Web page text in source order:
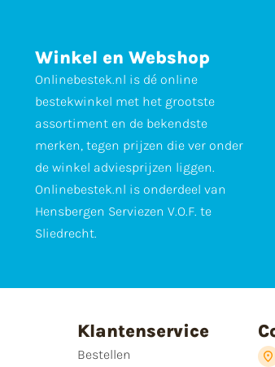
Winkel en Webshop
Onlinebestek.nl is dé online
bestekwinkel met het grootste
assortiment en de bekendste
merken, tegen prijzen die ver onder
de winkel adviesprijzen liggen.
Onlinebestek.nl is onderdeel van
Hensbergen Serviezen V.O.F. te
Sliedrecht.
Klantenservice
Bestellen